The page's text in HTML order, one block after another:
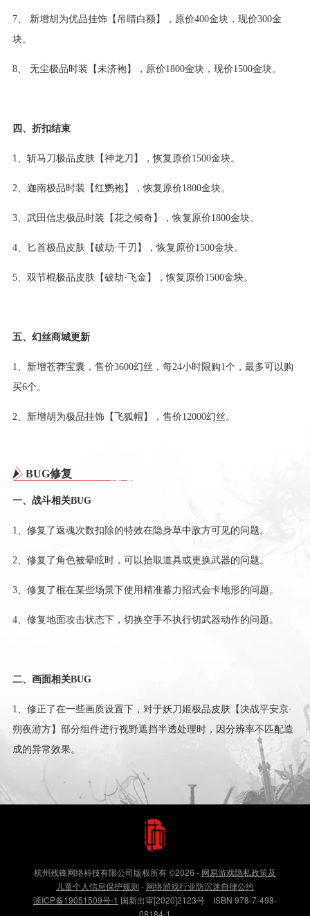
7、 新增胡为优品挂饰【吊睛白额】，原价400金块，现价300金
块。
8、 无尘极品时装【未济袍】，原价1800金块，现价1500金块。
四、折扣结束
1、斩马刀极品皮肤【神龙刀】，恢复原价1500金块。
2、迦南极品时装【红鹦袍】，恢复原价1800金块。
3、武田信忠极品时装【花之倾奇】，恢复原价1800金块。
4、匕首极品皮肤【破劫·千刃】，恢复原价1500金块。
5、双节棍极品皮肤【破劫·飞金】，恢复原价1500金块。
五、幻丝商城更新
1、新增苍莽宝囊，售价3600幻丝，每24小时限购1个，最多可以购
买6个。
2、新增胡为极品挂饰【飞狐帽】，售价12000幻丝。
BUG修复
一、战斗相关BUG
1、修复了返魂次数扣除的特效在隐身草中敌方可见的问题。
2、修复了角色被晕眩时，可以拾取道具或更换武器的问题。
3、修复了棍在某些场景下使用精准蓄力招式会卡地形的问题。
4、修复地面攻击状态下，切换空手不执行切武器动作的问题。
二、画面相关BUG
1、修正了在一些画质设置下，对于妖刀姬极品皮肤【决战平安京·
朔夜游方】部分组件进行视野遮挡半透处理时，因分辨率不匹配造
成的异常效果。
杭州残锋网络科技有限公司版权所有©2026 - 网易游戏隐私政策及
儿童个人信息保护规则- 网络游戏行业防沉迷自律公约
浙ICP备19051509号-1 国新出审[2020]2123号 ISBN 978-7-498-
08184-1